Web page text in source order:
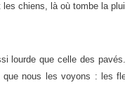
les chiens, là où tombe la
lourde que celle des
nous les voyons : les